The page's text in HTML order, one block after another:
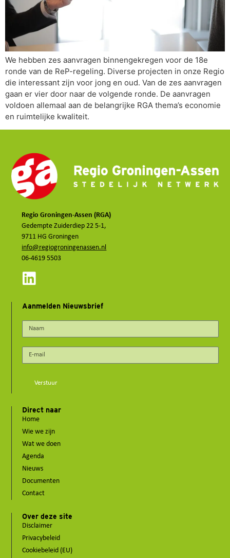
We hebben zes aanvragen binnengekregen voor de 18e
ronde van de ReP-regeling. Diverse projecten in onze Regio
die interessant zijn voor jong en oud. Van de zes aanvragen
gaan er vier door naar de volgende ronde. De aanvragen
voldoen allemaal aan de belangrijke RGA thema’s economie
en ruimtelijke kwaliteit.
Regio Groningen-Assen (RGA)
Gedempte Zuiderdiep 22 5-1,
9711 HG Groningen
info@regiogroningenassen.nl
06-4619 5503
Aanmelden Nieuwsbrief
Verstuur
Direct naar
Home
Wie we zijn
Wat we doen
Agenda
Nieuws
Documenten
Contact
Over deze site
Disclaimer
Privacybeleid
Cookiebeleid (EU)